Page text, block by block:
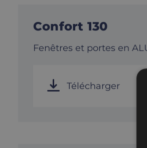
Confort 130
Fenêtres et portes en
Télécharger